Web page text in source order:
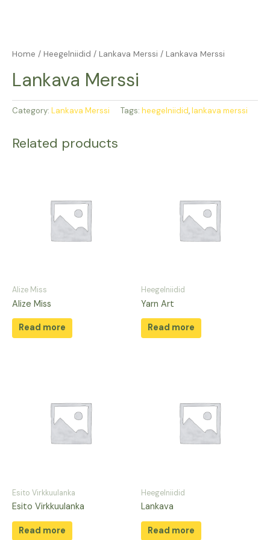
Home / Heegelniidid / Lankava Merssi / Lankava Merssi
Lankava Merssi
Category: Lankava Merssi Tags: heegelniidid,lankava merssi
Related products
Alize Miss
Alize Miss
Read more
Heegelniidid
Yarn Art
Read more
Esito Virkkuulanka
Esito Virkkuulanka
Read more
Heegelniidid
Lankava
Read more